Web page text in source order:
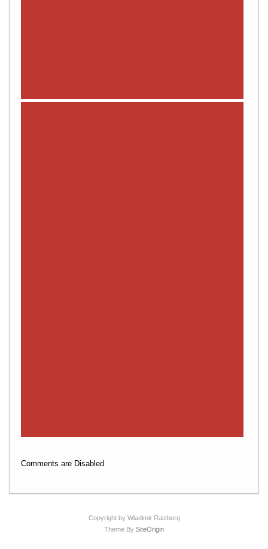
Comments are Disabled
Copyright by Wladimir Raizberg
Theme By SiteOrigin